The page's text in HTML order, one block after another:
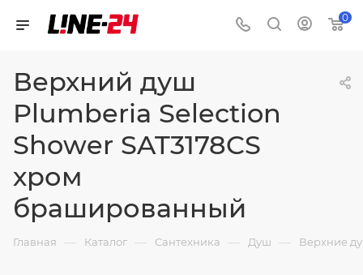
0
Верхний душ
Plumberia Selection
Shower SAT3178CS
хром
брашированный
Главная — Каталог — Сантехника — Душ — Верхние